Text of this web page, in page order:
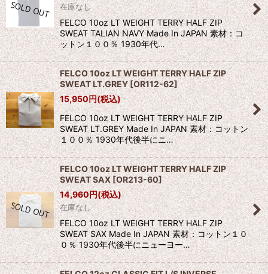
在庫なし
FELCO 10oz LT WEIGHT TERRY HALF ZIP
SWEAT TALIAN NAVY Made In JAPAN 素材：コ
ットン１００％ 1930年代…
FELCO 10oz LT WEIGHT TERRY HALF ZIP
SWEAT LT.GREY[OR112-62]
15,950円(税込)
FELCO 10oz LT WEIGHT TERRY HALF ZIP
SWEAT LT.GREY Made In JAPAN 素材：コットン
１００％ 1930年代後半にニ…
FELCO 10oz LT WEIGHT TERRY HALF ZIP
SWEAT SAX[OR213-60]
14,960円(税込)
在庫なし
FELCO 10oz LT WEIGHT TERRY HALF ZIP
SWEAT SAX Made In JAPAN 素材：コットン１０
０％ 1930年代後半にニューヨー…